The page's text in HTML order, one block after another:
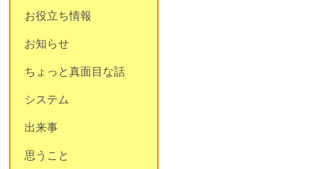
お役立ち情報
お知らせ
ちょっと真面目な話
システム
出来事
思うこと